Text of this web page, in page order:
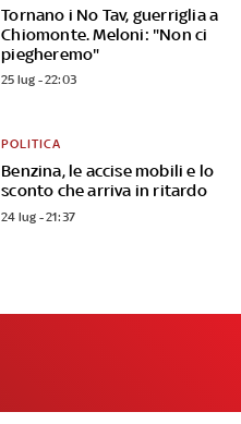
Tornano i No Tav, guerriglia a
Chiomonte. Meloni: "Non ci
piegheremo"
25 lug - 22:03
Benzina, le accise mobili e lo
sconto che arriva in ritardo
POLITICA
24 lug - 21:37